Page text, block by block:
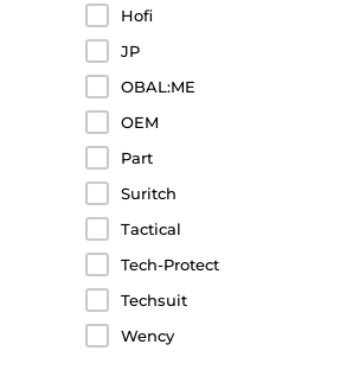
Hofi
JP
OBAL:ME
OEM
Part
Suritch
Tactical
Tech-Protect
Techsuit
Wency